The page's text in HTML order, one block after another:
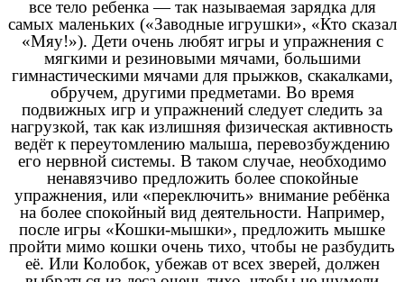
все тело ребенка — так называемая зарядка для
самых маленьких («Заводные игрушки», «Кто сказал
«Мяу!»). Дети очень любят игры и упражнения с
мягкими и резиновыми мячами, большими
гимнастическими мячами для прыжков, скакалками,
обручем, другими предметами. Во время
подвижных игр и упражнений следует следить за
нагрузкой, так как излишняя физическая активность
ведёт к переутомлению малыша, перевозбуждению
его нервной системы. В таком случае, необходимо
ненавязчиво предложить более спокойные
упражнения, или «переключить» внимание ребёнка
на более спокойный вид деятельности. Например,
после игры «Кошки-мышки», предложить мышке
пройти мимо кошки очень тихо, чтобы не разбудить
её. Или Колобок, убежав от всех зверей, должен